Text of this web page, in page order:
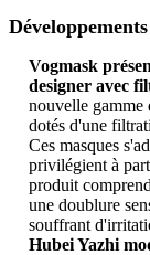
Vogmask
designer avec
nouvelle gamme
dotés d'une
Ces masques
privilégient à
produit
une doublure
souffrant
Hubei Yazhi